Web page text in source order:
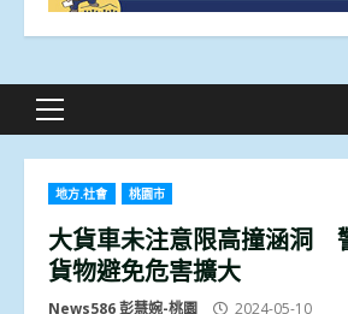
Primary
地方.社會 桃園市
大貨車未注意限高撞涵洞
貨物避免危害擴大
News586 彭慧婉-桃園 2024-05-10